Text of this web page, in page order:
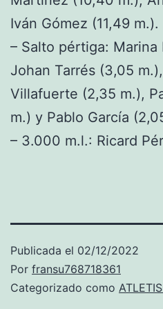
Iván Gómez (11,49 m.).
– Salto pértiga: Marina
Johan Tarrés (3,05
Villafuerte (2,35 m.),
m.) y Pablo García
– 3.000 m.l.: Ricard
Publicada el 02/12/2022
Por fransu768718361
Categorizado como